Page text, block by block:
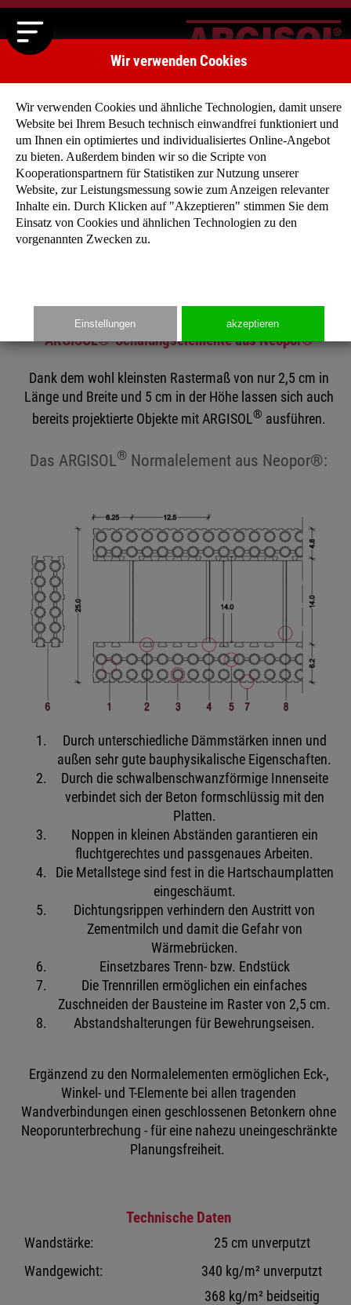
Zurück Weiter
ARGISOL®-Schalungselemente aus Neopor®
Dank dem wohl kleinsten Rastermaß von nur 2,5 cm in
Länge und Breite und 5 cm in der Höhe lassen sich auch
bereits projektierte Objekte mit ARGISOL® ausführen.
Das ARGISOL® Normalelement aus Neopor®:
Durch unterschiedliche Dämmstärken innen und
außen sehr gute bauphysikalische Eigenschaften.
Durch die schwalbenschwanzförmige Innenseite
verbindet sich der Beton formschlüssig mit den
Platten.
Noppen in kleinen Abständen garantieren ein
fluchtgerechtes und passgenaues Arbeiten.
Die Metallstege sind fest in die Hartschaumplatten
eingeschäumt.
Dichtungsrippen verhindern den Austritt von
Zementmilch und damit die Gefahr von
Wärmebrücken.
Einsetzbares Trenn- bzw. Endstück
Die Trennrillen ermöglichen ein einfaches
Zuschneiden der Bausteine im Raster von 2,5 cm.
Abstandshalterungen für Bewehrungseisen.
Ergänzend zu den Normalelementen ermöglichen Eck-,
Winkel- und T-Elemente bei allen tragenden
Wandverbindungen einen geschlossenen Betonkern ohne
Neoporunterbrechung - für eine nahezu uneingeschränkte
Planungsfreiheit.
Technische Daten
Wandstärke:
25 cm unverputzt
Wandgewicht:
340 kg/m² unverputzt
368 kg/m² beidseitig
Wir verwenden Cookies
Wir verwenden Cookies und ähnliche Technologien, damit unsere
Website bei Ihrem Besuch technisch einwandfrei funktioniert und
um Ihnen ein optimiertes und individualisiertes Online-Angebot
zu bieten. Außerdem binden wir so die Scripte von
Kooperationspartnern für Statistiken zur Nutzung unserer
Website, zur Leistungsmessung sowie zum Anzeigen relevanter
Inhalte ein. Durch Klicken auf "Akzeptieren" stimmen Sie dem
Einsatz von Cookies und ähnlichen Technologien zu den
vorgenannten Zwecken zu.
Einstellungen akzeptieren